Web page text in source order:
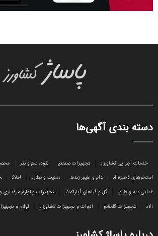
دسته بندی آگهی‌ها
خدمات اجرایی کشاورزی تجهیزات صنعتی کود، سم و بذر
استخرهای ذخیره آب
دام و طیور زنده امنیت و نظارت املاک
غذایی دام و طیور
گل و گیاهان آپارتمانی تجهیزات و لوازم مرغداری و
آلات
تجهیزات گلخانه ادوات و تجهیزات کشاورزی لوازم و